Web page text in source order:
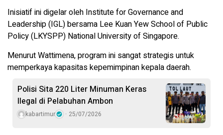
Inisiatif ini digelar oleh Institute for Governance and
Leadership (IGL) bersama Lee Kuan Yew School of Public
Policy (LKYSPP) National University of Singapore.
Menurut Wattimena, program ini sangat strategis untuk
memperkaya kapasitas kepemimpinan kepala daerah.
Polisi Sita 220 Liter Minuman Keras
Ilegal di Pelabuhan Ambon
kabartimur 25/07/2026